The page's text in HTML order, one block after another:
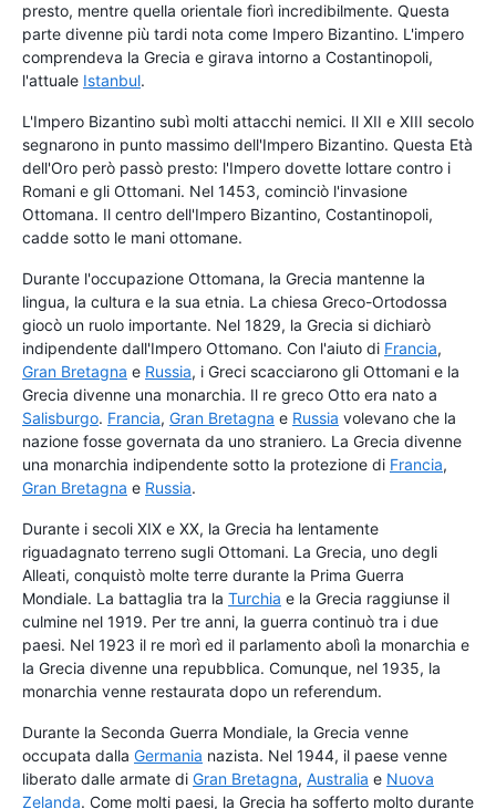
presto, mentre quella orientale fiorì incredibilmente. Questa
parte divenne più tardi nota come Impero Bizantino. L'impero
comprendeva la Grecia e girava intorno a Costantinopoli,
l'attuale Istanbul.
L'Impero Bizantino subì molti attacchi nemici. Il XII e XIII secolo
segnarono in punto massimo dell'Impero Bizantino. Questa Età
dell'Oro però passò presto: l'Impero dovette lottare contro i
Romani e gli Ottomani. Nel 1453, cominciò l'invasione
Ottomana. Il centro dell'Impero Bizantino, Costantinopoli,
cadde sotto le mani ottomane.
Durante l'occupazione Ottomana, la Grecia mantenne la
lingua, la cultura e la sua etnia. La chiesa Greco-Ortodossa
giocò un ruolo importante. Nel 1829, la Grecia si dichiarò
indipendente dall'Impero Ottomano. Con l'aiuto di Francia,
Gran Bretagna e Russia, i Greci scacciarono gli Ottomani e la
Grecia divenne una monarchia. Il re greco Otto era nato a
Salisburgo. Francia, Gran Bretagna e Russia volevano che la
nazione fosse governata da uno straniero. La Grecia divenne
una monarchia indipendente sotto la protezione di Francia,
Gran Bretagna e Russia.
Durante i secoli XIX e XX, la Grecia ha lentamente
riguadagnato terreno sugli Ottomani. La Grecia, uno degli
Alleati, conquistò molte terre durante la Prima Guerra
Mondiale. La battaglia tra la Turchia e la Grecia raggiunse il
culmine nel 1919. Per tre anni, la guerra continuò tra i due
paesi. Nel 1923 il re morì ed il parlamento abolì la monarchia e
la Grecia divenne una repubblica. Comunque, nel 1935, la
monarchia venne restaurata dopo un referendum.
Durante la Seconda Guerra Mondiale, la Grecia venne
occupata dalla Germania nazista. Nel 1944, il paese venne
liberato dalle armate di Gran Bretagna, Australia e Nuova
Zelanda. Come molti paesi, la Grecia ha sofferto molto durante